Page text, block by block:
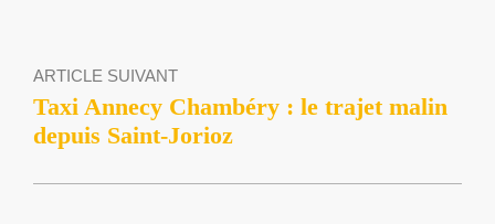
ARTICLE SUIVANT
Taxi Annecy Chambéry : le trajet malin
depuis Saint-Jorioz